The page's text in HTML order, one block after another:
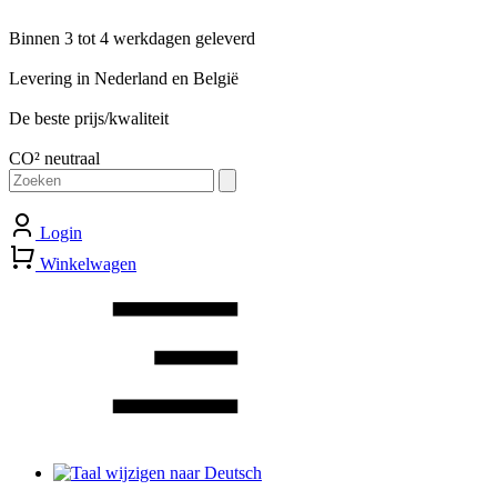
Binnen 3 tot 4 werkdagen geleverd
Levering in Nederland en België
De beste prijs/kwaliteit
CO² neutraal
Zoeken
naar:
Login
Winkelwagen